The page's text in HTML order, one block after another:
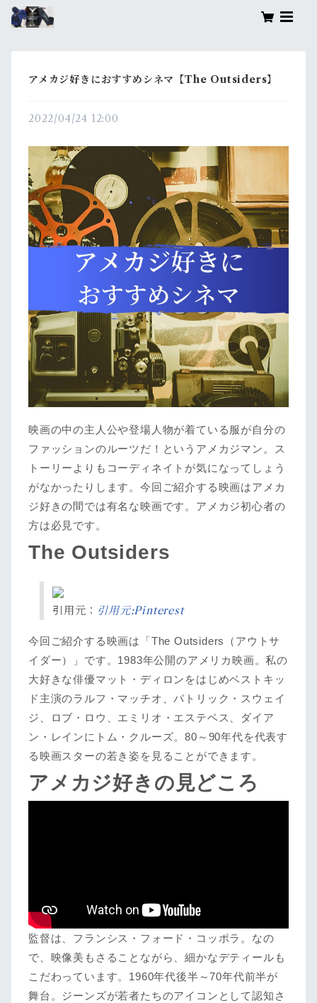
アメカジ好きにおすすめシネマ【The Outsiders】
2022/04/24 12:00
映画の中の主人公や登場人物が着ている服が自分の
ファッションのルーツだ！というアメカジマン。ス
トーリーよりもコーディネイトが気になってしょう
がなかったりします。今回ご紹介する映画はアメカ
ジ好きの間では有名な映画です。アメカジ初心者の
方は必見です。
The Outsiders
引用元： 引用元:Pinterest
今回ご紹介する映画は「The Outsiders（アウトサ
イダー）」です。1983年公開のアメリカ映画。私の
大好きな俳優マット・ディロンをはじめベストキッ
ド主演のラルフ・マッチオ、パトリック・スウェイ
ジ、ロブ・ロウ、エミリオ・エステベス、ダイア
ン・レインにトム・クルーズ。80～90年代を代表す
る映画スターの若き姿を見ることができます。
アメカジ好きの見どころ
監督は、フランシス・フォード・コッポラ。なの
で、映像美もさることながら、細かなデティールも
こだわっています。1960年代後半～70年代前半が
舞台。ジーンズが若者たちのアイコンとして認知さ